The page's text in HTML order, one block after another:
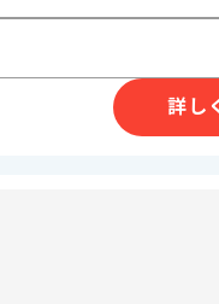
ある方へ
詳し